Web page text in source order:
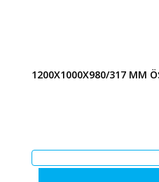
1200X1000X980/317 MM